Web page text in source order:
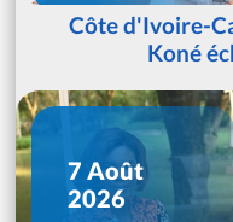
Côte d'Ivoire-
Koné
7 Août
2026